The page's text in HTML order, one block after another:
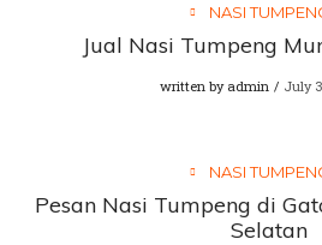
NASI
Jual Nasi Tumpeng
written by admin July
NASI
Pesan Nasi Tumpeng di
Selatan